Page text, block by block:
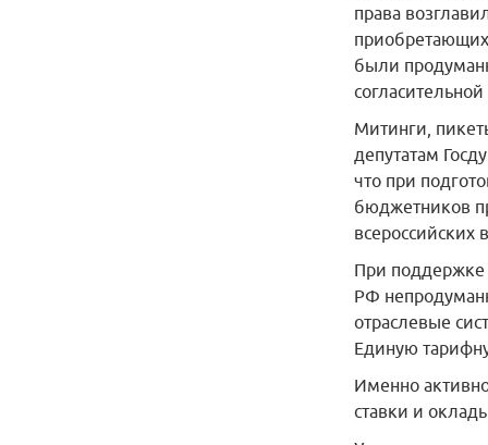
права
приобретающих
были
Митинги,
депутатам
что при
бюджетников
всероссийских
При поддержке
РФ
отраслевые
Единую
Именно
ставки и